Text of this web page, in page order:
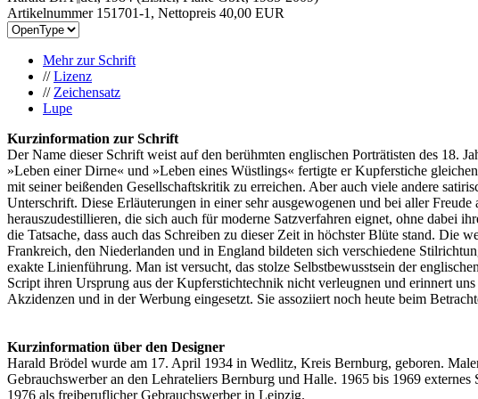
Artikelnummer 151701-1, Nettopreis 40,00 EUR
Mehr zur Schrift
//Lizenz
// Zeichensatz
Lupe
Kurzinformation zur Schrift
Der Name dieser Schrift weist auf den berühmten englischen Porträtisten des 18.
»Leben einer Dirne« und »Leben eines Wüstlings« fertigte er Kupferstiche
mit seiner beißenden Gesellschaftskritik zu erreichen. Aber auch viele andere
Unterschrift. Diese Erläuterungen in einer sehr ausgewogenen und bei aller
herauszudestillieren, die sich auch für moderne Satzverfahren eignet, ohne dabei
die Tatsache, dass auch das Schreiben zu dieser Zeit in höchster Blüte stand.
Frankreich, den Niederlanden und in England bildeten sich verschiedene
exakte Linienführung. Man ist versucht, das stolze Selbstbewusstsein der
Script ihren Ursprung aus der Kupferstichtechnik nicht verleugnen und erinnert
Akzidenzen und in der Werbung eingesetzt. Sie assoziiert noch heute beim
Kurzinformation über den Designer
Harald Brödel wurde am 17. April 1934 in Wedlitz, Kreis Bernburg, geboren.
Gebrauchswerber an den Lehrateliers Bernburg und Halle. 1965 bis 1969
1976 als freiberuflicher Gebrauchswerber in Leipzig.